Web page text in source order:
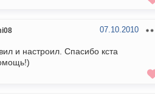
07.10.2010
и настроил. Спасибо кста